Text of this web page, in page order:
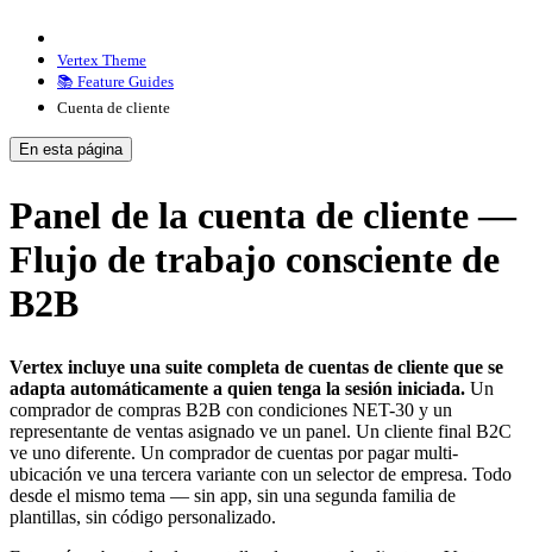
Vertex Theme
📚 Feature Guides
Cuenta de cliente
En esta página
Panel de la cuenta de cliente —
Flujo de trabajo consciente de
B2B
Vertex incluye una suite completa de cuentas de cliente que se
adapta automáticamente a quien tenga la sesión iniciada. Un
comprador de compras B2B con condiciones NET-30 y un
representante de ventas asignado ve un panel. Un cliente final B2C
ve uno diferente. Un comprador de cuentas por pagar multi-
ubicación ve una tercera variante con un selector de empresa. Todo
desde el mismo tema — sin app, sin una segunda familia de
plantillas, sin código personalizado.